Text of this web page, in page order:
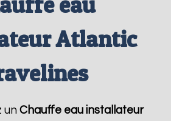
Atlantic
un Chauffe eau installateur